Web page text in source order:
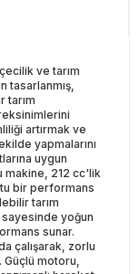
ve tarım
tasarlanmış,
tarım
artırmak ve
yapmalarını
uygun
makine, 212 cc'lik
bir performans
tarım
yoğun
sunar.
çalışarak, zorlu
Güçlü motoru,